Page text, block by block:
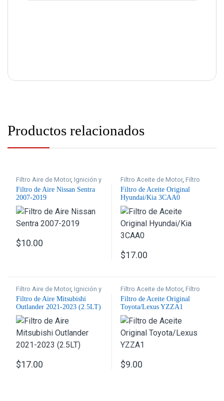
Productos relacionados
Filtro Aire de Motor,Ignición y
Filtros
Filtro de Aire Nissan Sentra
2007-2019
$10.00
Filtro Aceite de Motor,Filtro
Original
Ignición y Filtros
Filtro de Aceite Original
Hyundai/Kia 3CAA0
$17.00
Filtro Aire de Motor,Ignición y
Filtros
Filtro de Aire Mitsubishi
Outlander 2021-2023 (2.5LT)
$17.00
Filtro Aceite de Motor,Filtro
Original
Ignición y Filtros
Filtro de Aceite Original
Toyota/Lexus YZZA1
$9.00